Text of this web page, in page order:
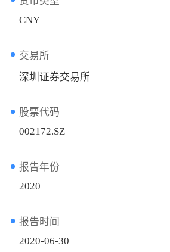
CNY
交易所
深圳证券交易所
股票代码
002172.SZ
报告年份
2020
报告时间
2020-06-30